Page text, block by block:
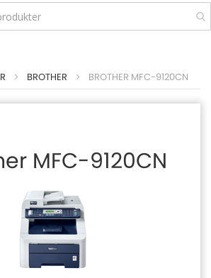
BROTHER BROTHER MFC-9120CN
MFC-9120CN